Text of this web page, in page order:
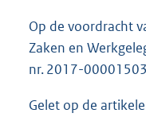
Op de voordracht
Zaken en
nr. 2017-
Gelet op de